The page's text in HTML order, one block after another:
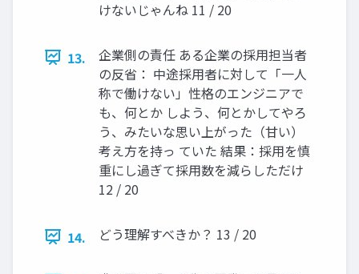
けないじゃんね 11 / 20
13.
企業側の責任 ある企業の採用担当者
の反省： 中途採用者に対して「一人
称で働けない」性格のエンジニアで
も、何とか しよう、何とかしてやろ
う、みたいな思い上がった（甘い）
考え方を持っ ていた 結果：採用を慎
重にし過ぎて採用数を減らしただけ
12 / 20
14. どう理解すべきか？ 13 / 20